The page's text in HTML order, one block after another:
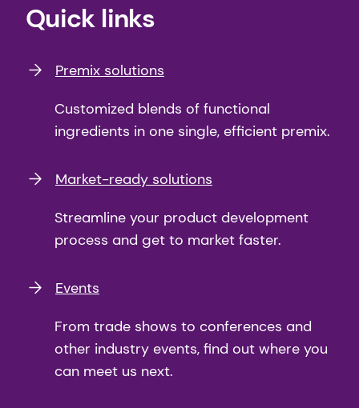
Quick links
Premix solutions
Customized blends of functional
ingredients in one single, efficient premix.
Market-ready solutions
Streamline your product development
process and get to market faster.
Events
From trade shows to conferences and
other industry events, find out where you
can meet us next.